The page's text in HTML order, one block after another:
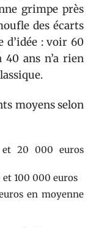
grimpe près
des écarts
d’idée : voir 60
40 ans n’a rien
moyens selon
20 000 euros
100 000 euros
en moyenne